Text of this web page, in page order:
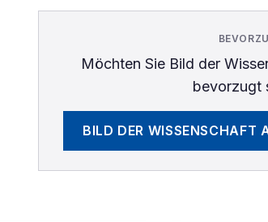
Möchten Sie Bild der
bevorzugt
BILD DER WISSENSCHAFT